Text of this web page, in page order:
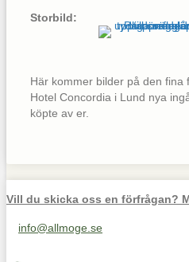
Storbild:
Här kommer bilder på den
Hotel Concordia i Lund nya
köpte av er.
Vill du skicka oss en förfrågan?
Maila oss på info@allmoge.se
info@allmoge.se